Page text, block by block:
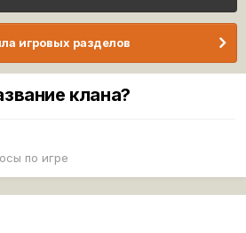
игровых разделов
клана?
по игре